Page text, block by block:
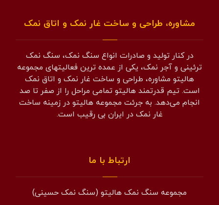
مشاوره، طراحی و ساخت غار نمک و اتاق نمک
در کنار تولید و صادرات انواع سنگ نمک، سنگ نمک
ترئینی و آجر نمک، یکی از عمده ترین فعالیتهای مجموعه
هالیتو مشاوره، طراحی و ساخت غار نمک و اتاق نمک
است. تیم قدرتمند هالیتو تمامی مراحل را از صفر تا صد
انجام می‌دهد. به جرئت مجموعه هالیتو در زمینه ساخت
غار نمک در ایران بی رقیب است.
ارتباط با ما
مجموعه سنگ نمک هالیتو (سنگ نمک حسینی)